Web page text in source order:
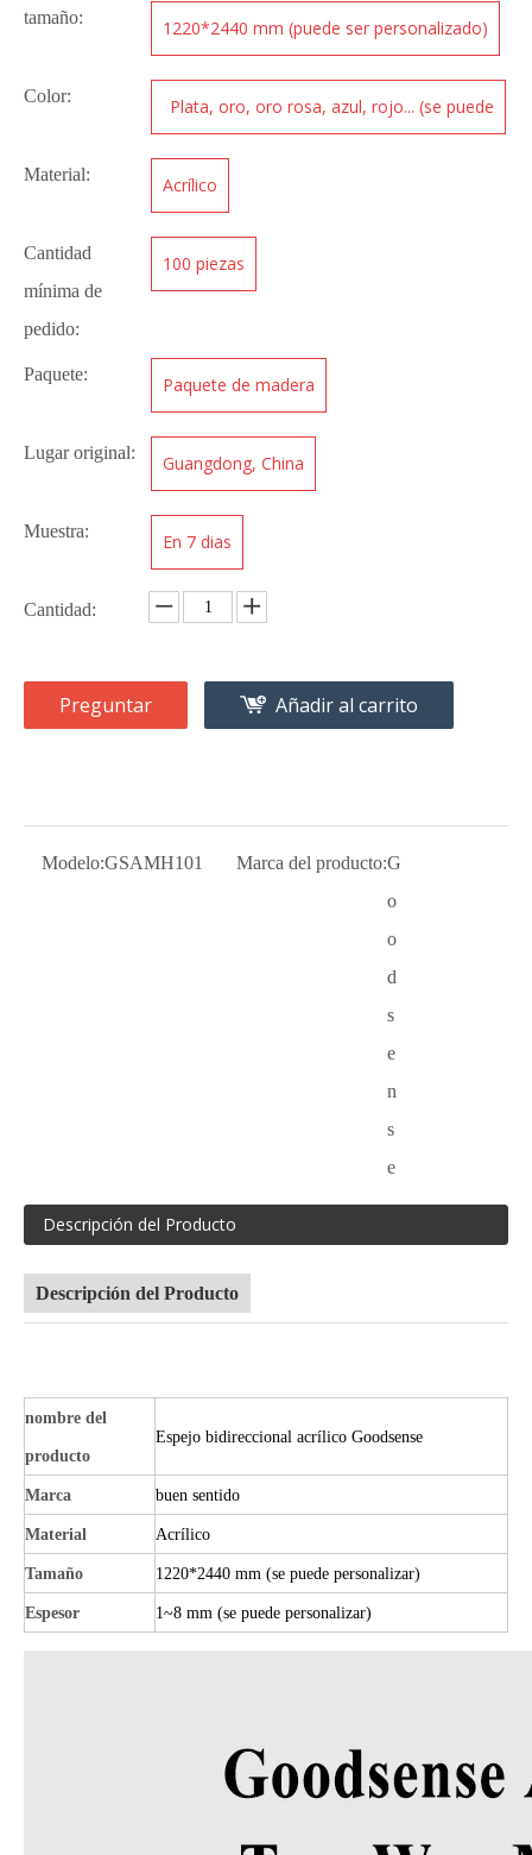
tamaño: 1220*2440 mm (puede ser personalizado)
Color:
Plata, oro, oro rosa, azul, rojo... (se puede
Material: Acrílico
Cantidad
mínima de
pedido:
100 piezas
Paquete: Paquete de madera
Lugar original: Guangdong, China
Muestra: En 7 dias
Cantidad:
Preguntar Añadir al carrito
Modelo:GSAMH101 Marca del producto:G
o
o
d
s
e
n
s
e
Descripción del Producto
Descripción del Producto
nombre del
producto
Espejo bidireccional acrílico Goodsense
Marca buen sentido
Material Acrílico
Tamaño 1220*2440 mm (se puede personalizar)
Espesor 1~8 mm (se puede personalizar)